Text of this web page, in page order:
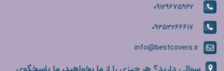
09129675932
09353266617
info@bestcovers.ir